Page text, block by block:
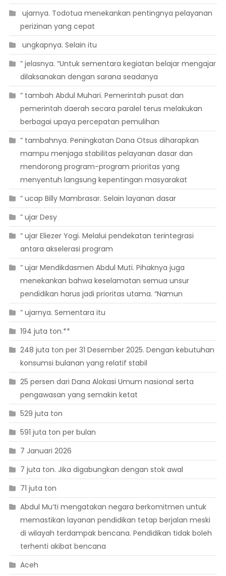
 ujarnya. Todotua menekankan pentingnya pelayanan
perizinan yang cepat
 ungkapnya. Selain itu
” jelasnya. “Untuk sementara kegiatan belajar mengajar
dilaksanakan dengan sarana seadanya
” tambah Abdul Muhari. Pemerintah pusat dan
pemerintah daerah secara paralel terus melakukan
berbagai upaya percepatan pemulihan
” tambahnya. Peningkatan Dana Otsus diharapkan
mampu menjaga stabilitas pelayanan dasar dan
mendorong program-program prioritas yang
menyentuh langsung kepentingan masyarakat
” ucap Billy Mambrasar. Selain layanan dasar
” ujar Desy
” ujar Eliezer Yogi. Melalui pendekatan terintegrasi
antara akselerasi program
” ujar Mendikdasmen Abdul Muti. Pihaknya juga
menekankan bahwa keselamatan semua unsur
pendidikan harus jadi prioritas utama. “Namun
” ujarnya. Sementara itu
194 juta ton.**
248 juta ton per 31 Desember 2025. Dengan kebutuhan
konsumsi bulanan yang relatif stabil
25 persen dari Dana Alokasi Umum nasional serta
pengawasan yang semakin ketat
529 juta ton
591 juta ton per bulan
7 Januari 2026
7 juta ton. Jika digabungkan dengan stok awal
71 juta ton
Abdul Mu’ti mengatakan negara berkomitmen untuk
memastikan layanan pendidikan tetap berjalan meski
di wilayah terdampak bencana. Pendidikan tidak boleh
terhenti akibat bencana
Aceh